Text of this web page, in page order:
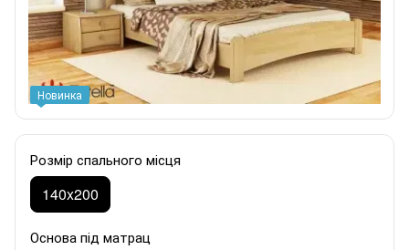
Новинка
Розмір спального місця
140x200
Основа під матрац